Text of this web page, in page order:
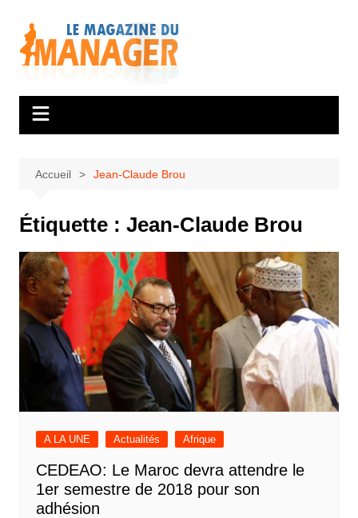
contenu
Accueil Jean-Claude Brou
Étiquette : Jean-Claude Brou
A LA UNE Actualités Afrique
CEDEAO: Le Maroc devra attendre le
1er semestre de 2018 pour son
adhésion